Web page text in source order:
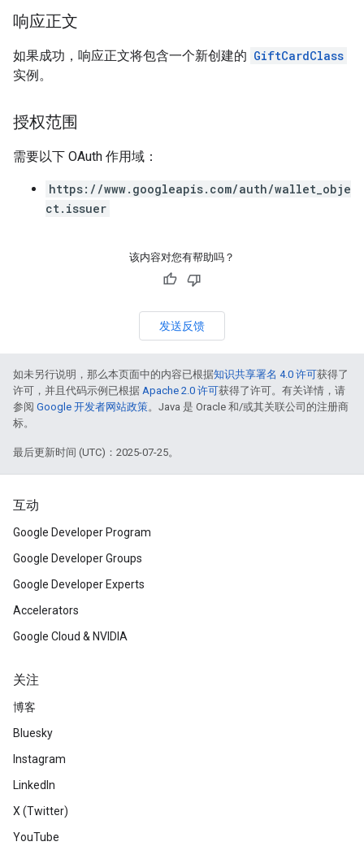
响应正文
如果成功，响应正文将包含一个新创建的 GiftCardClass
实例。
授权范围
需要以下 OAuth 作用域：
https://www.googleapis.com/auth/wallet_obje
ct.issuer
该内容对您有帮助吗？
发送反馈
如未另行说明，那么本页面中的内容已根据知识共享署名 4.0 许可获得了
许可，并且代码示例已根据 Apache 2.0 许可获得了许可。有关详情，请
参阅 Google 开发者网站政策。Java 是 Oracle 和/或其关联公司的注册商
标。
最后更新时间 (UTC)：2025-07-25。
互动
Google Developer Program
Google Developer Groups
Google Developer Experts
Accelerators
Google Cloud & NVIDIA
关注
博客
Bluesky
Instagram
LinkedIn
X (Twitter)
YouTube